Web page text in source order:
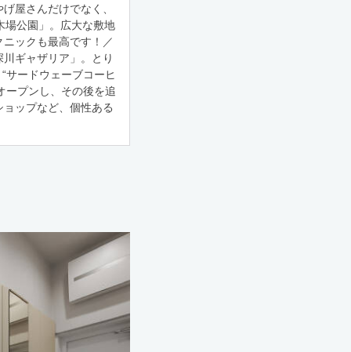
屋さんだけでなく、
場公園」。広大な敷地
ックも最高です！／
ギャザリア」。とり
サードウェーブコーヒ
ープンし、その後を追
ップなど、個性ある